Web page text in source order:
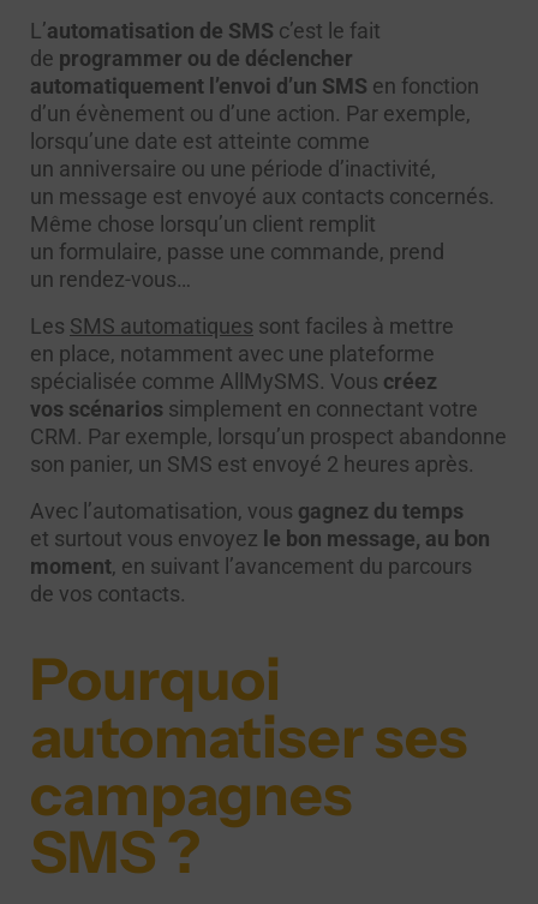
L’automatisation de SMS c’est le fait
de programmer ou de déclencher
automatiquement l’envoi d’un SMS en fonction
d’un évènement ou d’une action. Par exemple,
lorsqu’une date est atteinte comme
un anniversaire ou une période d’inactivité,
un message est envoyé aux contacts concernés.
Même chose lorsqu’un client remplit
un formulaire, passe une commande, prend
un rendez-vous…
Les SMS automatiques sont faciles à mettre
en place, notamment avec une plateforme
spécialisée comme AllMySMS. Vous créez
vos scénarios simplement en connectant votre
CRM. Par exemple, lorsqu’un prospect abandonne
son panier, un SMS est envoyé 2 heures après.
Avec l’automatisation, vous gagnez du temps
et surtout vous envoyez le bon message, au bon
moment, en suivant l’avancement du parcours
de vos contacts.
Pourquoi
automatiser ses
campagnes
SMS ?